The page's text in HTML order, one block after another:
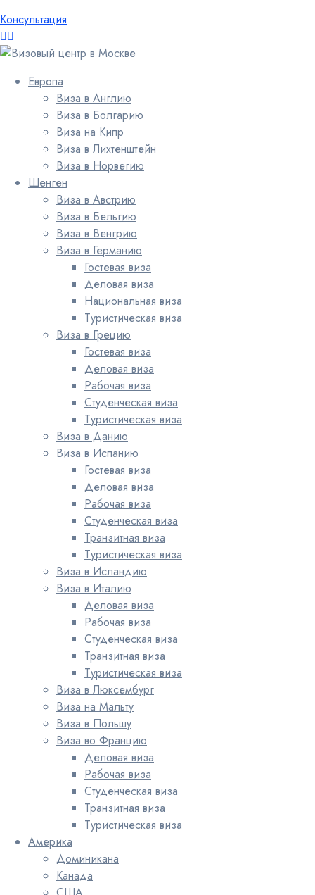
Консультация
Европа
Виза в Англию
Виза в Болгарию
Виза на Кипр
Виза в Лихтенштейн
Виза в Норвегию
Шенген
Виза в Австрию
Виза в Бельгию
Виза в Венгрию
Виза в Германию
Гостевая виза
Деловая виза
Национальная виза
Туристическая виза
Виза в Грецию
Гостевая виза
Деловая виза
Рабочая виза
Студенческая виза
Туристическая виза
Виза в Данию
Виза в Испанию
Гостевая виза
Деловая виза
Рабочая виза
Студенческая виза
Транзитная виза
Туристическая виза
Виза в Исландию
Виза в Италию
Деловая виза
Рабочая виза
Студенческая виза
Транзитная виза
Туристическая виза
Виза в Люксембург
Виза на Мальту
Виза в Польшу
Виза во Францию
Деловая виза
Рабочая виза
Студенческая виза
Транзитная виза
Туристическая виза
Америка
Доминикана
Канада